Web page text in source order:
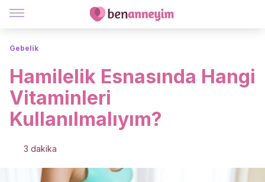
Gebelik
Hamilelik Esnasında Hangi
Vitaminleri
Kullanılmalıyım?
3 dakika